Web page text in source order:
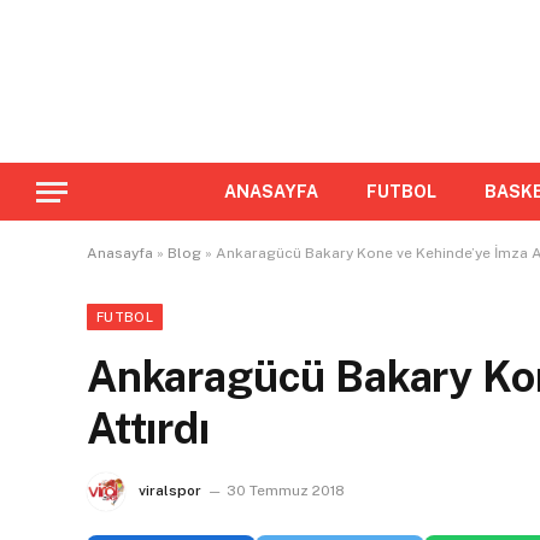
ANASAYFA FUTBOL
Anasayfa » Blog » Ankaragücü Bakary Kone ve Kehinde’ye İmza
FUTBOL
Ankaragücü Bakary
Attırdı
viralspor 30 Temmuz 2018